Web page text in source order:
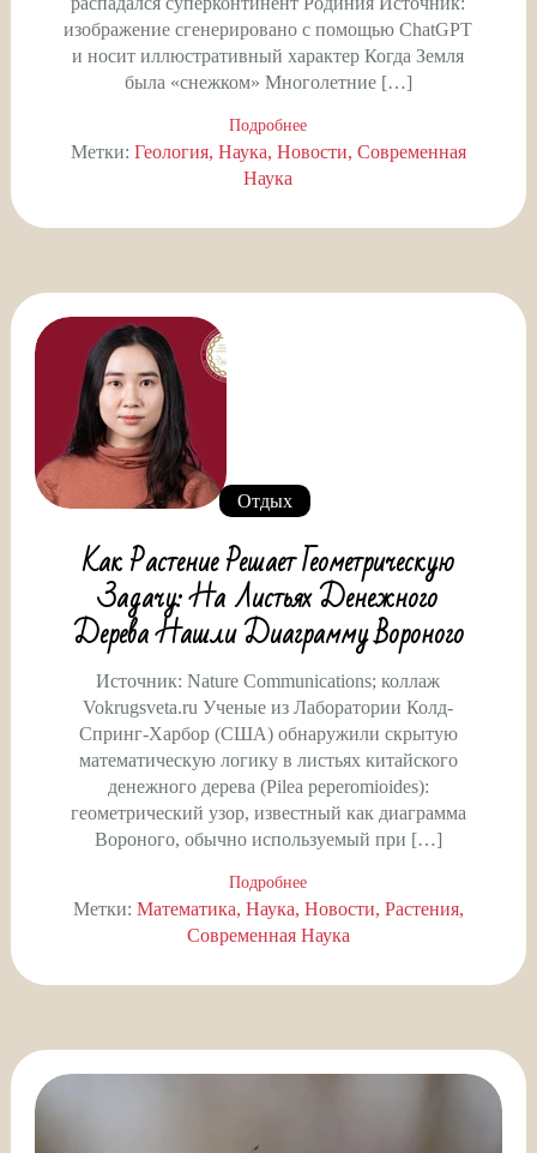
изображение сгенерировано с помощью ChatGPT
и носит иллюстративный характер Когда Земля
была «снежком» Многолетние […]
Подробнее
Метки: Геология Наука Новости Современная
Наука
Отдых
Как Растение Решает Геометрическую
Задачу: На Листьях Денежного
Дерева Нашли Диаграмму Вороного
Источник: Nature Communications; коллаж
Vokrugsveta.ru Ученые из Лаборатории Колд-
Спринг-Харбор (США) обнаружили скрытую
математическую логику в листьях китайского
денежного дерева (Pilea peperomioides):
геометрический узор, известный как диаграмма
Вороного, обычно используемый при […]
Подробнее
Метки: Математика Наука Новости Растения
Современная Наука